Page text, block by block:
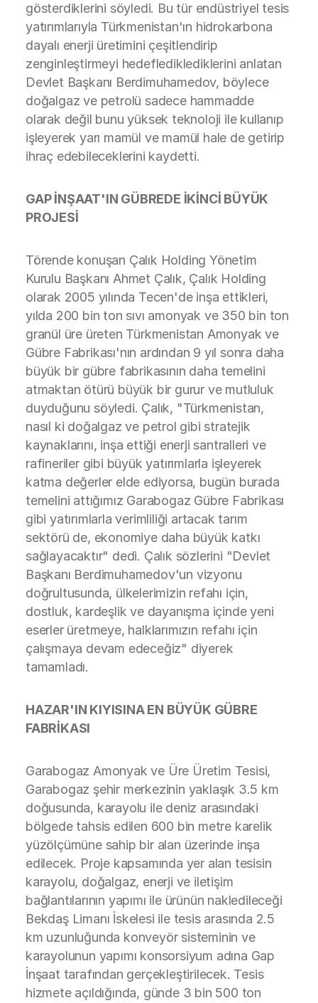
gösterdiklerini söyledi. Bu tür endüstriyel tesis
yatırımlarıyla Türkmenistan'ın hidrokarbona
dayalı enerji üretimini çeşitlendirip
zenginleştirmeyi hedeflediklediklerini anlatan
Devlet Başkanı Berdimuhamedov, böylece
doğalgaz ve petrolü sadece hammadde
olarak değil bunu yüksek teknoloji ile kullanıp
işleyerek yarı mamül ve mamül hale de getirip
ihraç edebileceklerini kaydetti.
GAP İNŞAAT'IN GÜBREDE İKİNCİ BÜYÜK
PROJESİ
Törende konuşan Çalık Holding Yönetim
Kurulu Başkanı Ahmet Çalık, Çalık Holding
olarak 2005 yılında Tecen'de inşa ettikleri,
yılda 200 bin ton sıvı amonyak ve 350 bin ton
granül üre üreten Türkmenistan Amonyak ve
Gübre Fabrikası'nın ardından 9 yıl sonra daha
büyük bir gübre fabrikasının daha temelini
atmaktan ötürü büyük bir gurur ve mutluluk
duyduğunu söyledi. Çalık, "Türkmenistan,
nasıl ki doğalgaz ve petrol gibi stratejik
kaynaklarını, inşa ettiği enerji santralleri ve
rafineriler gibi büyük yatırımlarla işleyerek
katma değerler elde ediyorsa, bugün burada
temelini attığımız Garabogaz Gübre Fabrikası
gibi yatırımlarla verimliliği artacak tarım
sektörü de, ekonomiye daha büyük katkı
sağlayacaktır" dedi. Çalık sözlerini "Devlet
Başkanı Berdimuhamedov'un vizyonu
doğrultusunda, ülkelerimizin refahı için,
dostluk, kardeşlik ve dayanışma içinde yeni
eserler üretmeye, halklarımızın refahı için
çalışmaya devam edeceğiz" diyerek
tamamladı.
HAZAR'IN KIYISINA EN BÜYÜK GÜBRE
FABRİKASI
Garabogaz Amonyak ve Üre Üretim Tesisi,
Garabogaz şehir merkezinin yaklaşık 3.5 km
doğusunda, karayolu ile deniz arasındaki
bölgede tahsis edilen 600 bin metre karelik
yüzölçümüne sahip bir alan üzerinde inşa
edilecek. Proje kapsamında yer alan tesisin
karayolu, doğalgaz, enerji ve iletişim
bağlantılarının yapımı ile ürünün nakledileceği
Bekdaş Limanı İskelesi ile tesis arasında 2.5
km uzunluğunda konveyör sisteminin ve
karayolunun yapımı konsorsiyum adına Gap
İnşaat tarafından gerçekleştirilecek. Tesis
hizmete açıldığında, günde 3 bin 500 ton